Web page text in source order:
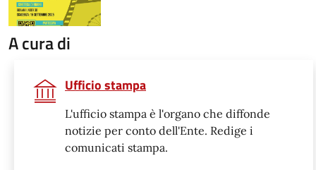
A cura di
Ufficio stampa
L'ufficio stampa è l'organo che diffonde
notizie per conto dell'Ente. Redige i
comunicati stampa.